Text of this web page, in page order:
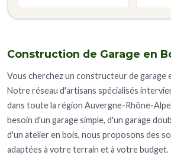
Construction de Garage en
Vous cherchez un constructeur de garage
Notre réseau d'artisans spécialisés
dans toute la région Auvergne-Rhône-
besoin d'un garage simple, d'un garage
d'un atelier en bois, nous proposons des
adaptées à votre terrain et à votre budget.